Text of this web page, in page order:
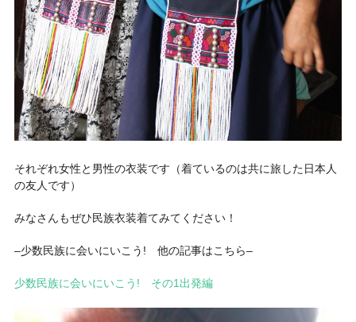
それぞれ女性と男性の衣装です（着ているのは共に旅した日本人
の友人です）
みなさんもぜひ民族衣装着てみてください！
–少数民族に会いにいこう! 他の記事はこちら–
少数民族に会いにいこう! その1出発編